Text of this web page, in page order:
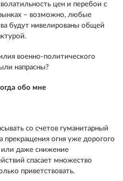
цен и перебои с
– возможно, любые
будут нивелированы общей
военно-политического
напрасны?
обо мне
со счетов гуманитарный
прекращения огня уже дорогого
или даже снижение
спасает множество
приветствовать.